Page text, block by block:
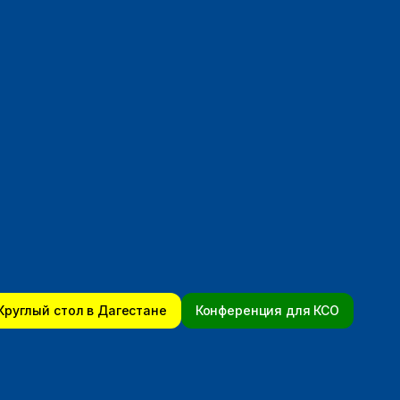
стол в Дагестане Конференция для КСО